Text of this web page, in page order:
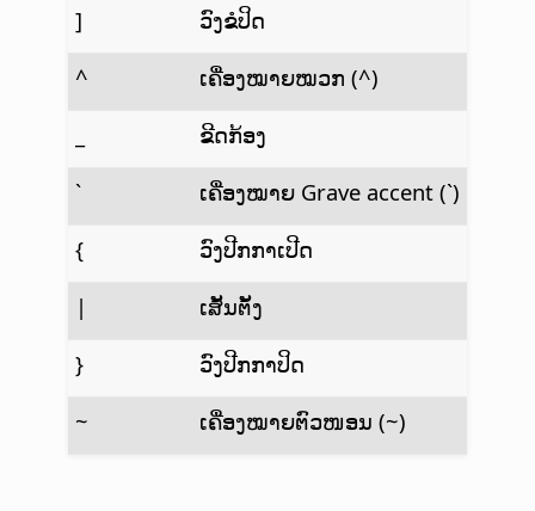
]
ວົງຂໍປິດ
^
ເຄື່ອງໝາຍໝວກ (^)
ຂີດກ້ອງ
`
ເຄື່ອງໝາຍ Grave accent (`)
{
ວົງປີກກາເປີດ
|
ເສັ້ນຕັ້ງ
}
ວົງປີກກາປິດ
~
ເຄື່ອງໝາຍຕົວໜອນ (~)